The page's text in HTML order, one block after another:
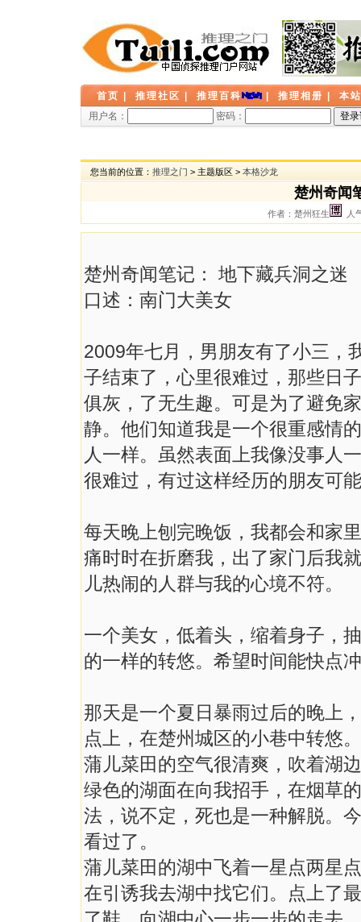
首页 推理社区 推理百科 推理相册
本
用户名：
密码：
您当前的位置： 推理之门 > 主题版区 > 本格沙龙
楚州奇闻
作者：楚州狂生 人
楚州奇闻笔记： 地下藏兵洞之迷
口述：南门大美女
2009年七月，男朋友有了小三，
子结束了，心里很难过，那些日
俱灰，了无生趣。可是为了避免
静。他们知道我是一个很重感情
人一样。虽然表面上我像没事人
很难过，有过这样经历的朋友可
每天晚上刨完晚饭，我都会和家
痛时时在折磨我，出了家门后我
儿热闹的人群与我的心境不符。
一个美女，低着头，缩着身子，
的一样的转悠。希望时间能快点
那天是一个夏日暴雨过后的晚上
点上，在楚州城区的小巷中转悠
蒲儿菜田的空气很清爽，吹着湖
绿色的湖面在向我招手，在烟草
法，说不定，死也是一种解脱。
看过了。
蒲儿菜田的湖中飞着一星点两星
在引诱我去湖中找它们。点上了